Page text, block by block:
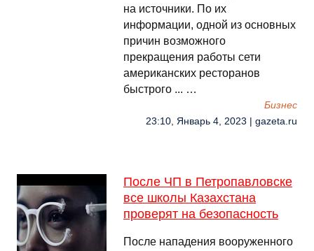
на источники. По их
информации, одной из основных
причин возможного
прекращения работы сети
американских ресторанов
быстрого ... …
Бизнес
23:10, Январь 4, 2023 | gazeta.ru
После ЧП в Петропавловске
все школы Казахстана
проверят на безопасность
После нападения вооруженного